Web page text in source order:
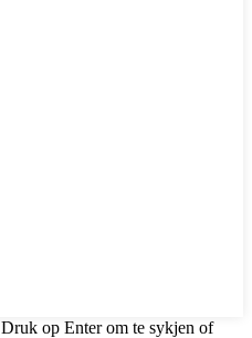
Druk op Enter om te sykjen of